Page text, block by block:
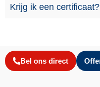
Krijg ik een certificaat?
Bel ons direct